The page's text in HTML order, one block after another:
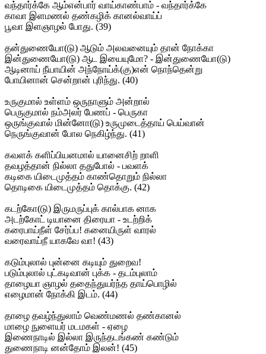
வந்தார்க்கே ஆம்என்பார் வாய்காண்பாம் - வந்தார்க்கே
காவா இளமணல் தண்கழிக் கானல்வாய்ப்
பூவா இளஞாழல் போது. (39)
தன்துணையோ(டு) ஆடும் அலவனையும் தான் நோக்கா
இன்துணையோ(டு) ஆட இயையுமோ? - இன்துணையோ(டு)
ஆடினாய் நீயாயின் அந்நோய்க்(கு)என் நொந்தென்று
போயினான் சென்றான் புரிந்து. (40)
உருகுமால் உள்ளம் ஒருநாளும் அன்றால்
பெருகுமால் நம்அலர் பேணப் - பெருகா
ஒருங்குவால் மின்னோ(டு) உருமுடைத்தாய் பெய்வான்
நெருங்குவான் போல நெகிழ்ந்து. (41)
கவளக் களிப்பியனமால் யானைசிற் றாளி
தவழத்தான் நில்லா ததுபோல் - பவளக்
கடிகை யிடைமுத்தம் காண்தொறும் நில்லா
தொடிகை யிடைமுத்தம் தொக்கு. (42)
கடற்கோ(டு) இருமருப்புக் கால்பாக னாக
அடற்கோட் டியானை திரையா - உடற்றிக்
கரைபாய்நீள் சேர்ப்ப! கனையிருள் வாரல்
வரைவாய்நீ யாகவே வா! (43)
கடும்புலால் புன்னை கடியும் துறைவ!
படும்புலால் புட்கடிவான் புக்க - தடம்புலாம்
தாழையா ஞாழல் ததைந்துயர்ந்த தாய்பொழில்
எழைமான் நோக்கி இடம். (44)
தாழை தவழ்ந்துலாம் வெண்மணல் தண்கானல்
மாழை நுளையர் மடமகள் - ஏழை
இணைநாடில் இல்லா இருந்தடங்கண் கண்டும்
துணைநாடி னன்தோம் இலன்! (45)